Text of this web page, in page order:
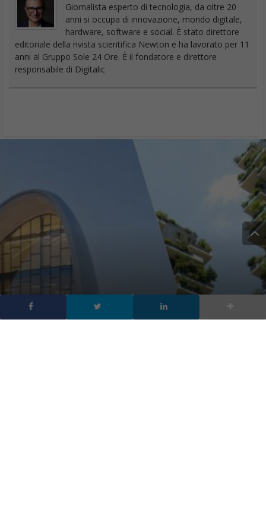
Giornalista esperto di tecnologia, da oltre 20
anni si occupa di innovazione, mondo digitale,
hardware, software e social. È stato direttore
editoriale della rivista scientifica Newton e ha lavorato per 11
anni al Gruppo Sole 24 Ore. È il fondatore e direttore
responsabile di Digitalic